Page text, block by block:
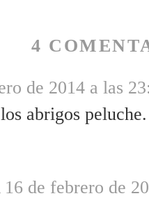
4
de 2014 a las
abrigos
16 de febrero de